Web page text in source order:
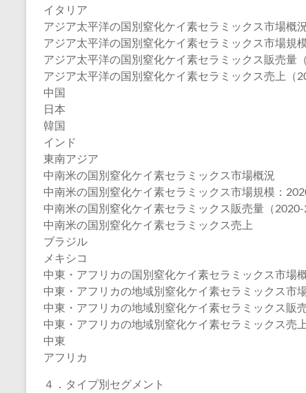
イタリア
アジア太平洋の国別窒化ケイ素セラミックス市場概況
アジア太平洋の国別窒化ケイ素セラミックス市場規
アジア太平洋の国別窒化ケイ素セラミックス販売量
アジア太平洋の国別窒化ケイ素セラミックス売上（
中国
日本
韓国
インド
東南アジア
中南米の国別窒化ケイ素セラミックス市場概況
中南米の国別窒化ケイ素セラミックス市場規模：
中南米の国別窒化ケイ素セラミックス販売量（2020-
中南米の国別窒化ケイ素セラミックス売上
ブラジル
メキシコ
中東・アフリカの国別窒化ケイ素セラミックス市場
中東・アフリカの地域別窒化ケイ素セラミックス市
中東・アフリカの地域別窒化ケイ素セラミックス販
中東・アフリカの地域別窒化ケイ素セラミックス売上
中東
アフリカ
４．タイプ別セグメント